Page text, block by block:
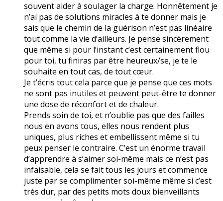
souvent aider à soulager la charge. Honnêtement je
n’ai pas de solutions miracles à te donner mais je
sais que le chemin de la guérison n’est pas linéaire
tout comme la vie d’ailleurs. Je pense sincèrement
que même si pour l’instant c’est certainement flou
pour toi, tu finiras par être heureux/se, je te le
souhaite en tout cas, de tout cœur.
Je t’écris tout cela parce que je pense que ces mots
ne sont pas inutiles et peuvent peut-être te donner
une dose de réconfort et de chaleur.
Prends soin de toi, et n’oublie pas que des failles
nous en avons tous, elles nous rendent plus
uniques, plus riches et embellissent même si tu
peux penser le contraire. C’est un énorme travail
d’apprendre à s’aimer soi-même mais ce n’est pas
infaisable, cela se fait tous les jours et commence
juste par se complimenter soi-même même si c’est
très dur, par des petits mots doux bienveillants